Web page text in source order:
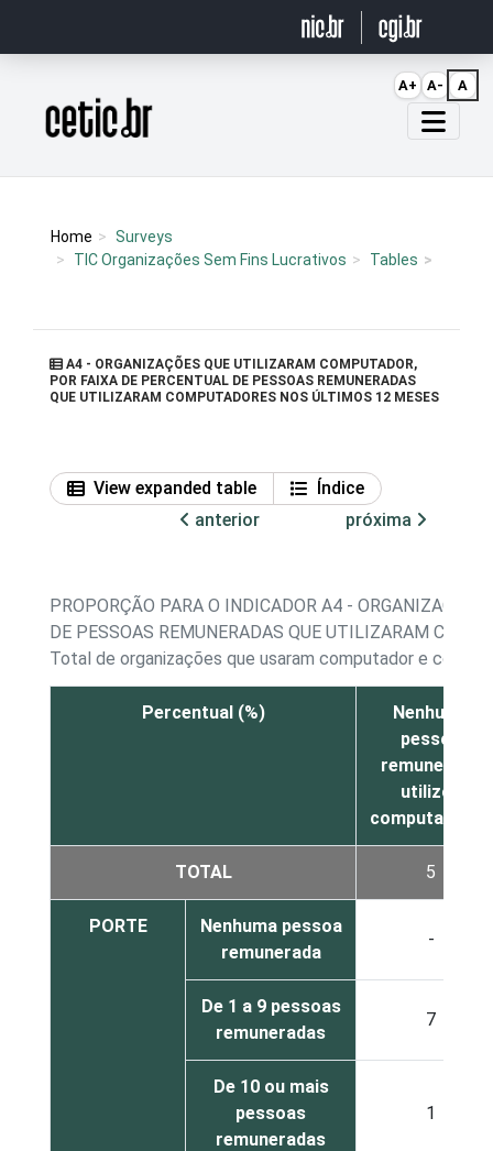
Página inicial
Home
Surveys
TIC Organizações Sem Fins Lucrativos
Tables
A4 - ORGANIZAÇÕES QUE UTILIZARAM COMPUTADOR,
POR FAIXA DE PERCENTUAL DE PESSOAS REMUNERADAS
QUE UTILIZARAM COMPUTADORES NOS ÚLTIMOS 12 MESES
View expanded table
Índice
anterior
próxima
PROPORÇÃO PARA O INDICADOR A4 -
DE PESSOAS REMUNERADAS QUE UTILIZARAM
Total de organizações que usaram computador e
Percentual (%)
Nenhuma
pessoa
remunerada
utilizou
computadores
TOTAL 5
PORTE
Nenhuma pessoa
remunerada
-
De 1 a 9 pessoas
remuneradas
7
De 10 ou mais
pessoas
remuneradas
1
A+ A- A